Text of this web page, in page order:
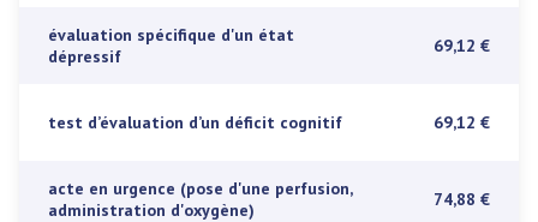
évaluation spécifique d'un état
dépressif
69,12 €
test d’évaluation d’un déficit cognitif 69,12 €
acte en urgence (pose d'une perfusion,
administration d'oxygène)
74,88 €